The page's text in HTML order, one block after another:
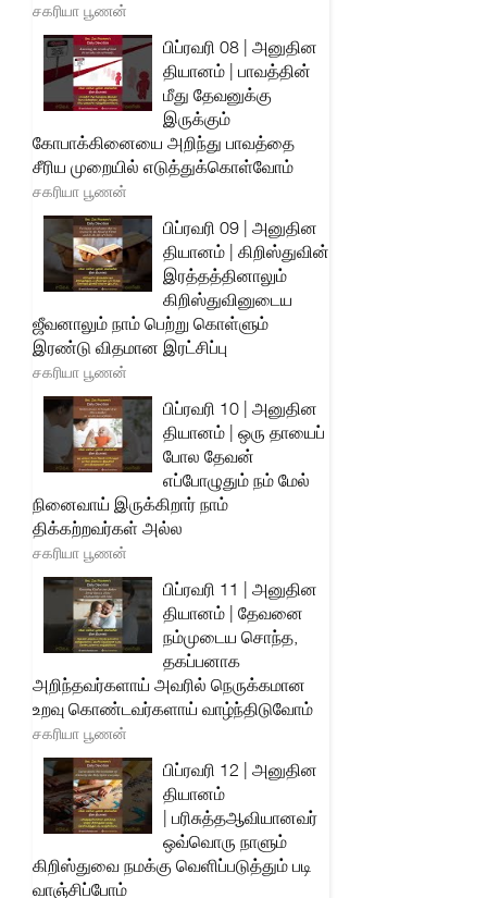
சகரியா பூணன்
பிப்ரவரி 08 | அனுதின
தியானம் | பாவத்தின்
மீது தேவனுக்கு
இருக்கும்
கோபாக்கினையை அறிந்து பாவத்தை
சீரிய முறையில் எடுத்துக்கொள்வோம்
சகரியா பூணன்
பிப்ரவரி 09 | அனுதின
தியானம் | கிறிஸ்துவின்
இரத்தத்தினாலும்
கிறிஸ்துவினுடைய
ஜீவனாலும் நாம் பெற்று கொள்ளும்
இரண்டு விதமான இரட்சிப்பு
சகரியா பூணன்
பிப்ரவரி 10 | அனுதின
தியானம் | ஒரு தாயைப்
போல தேவன்
எப்போழுதும் நம் மேல்
நினைவாய் இருக்கிறார் நாம்
திக்கற்றவர்கள் அல்ல
சகரியா பூணன்
பிப்ரவரி 11 | அனுதின
தியானம் | தேவனை
நம்முடைய சொந்த,
தகப்பனாக
அறிந்தவர்களாய் அவரில் நெருக்கமான
உறவு கொண்டவர்களாய் வாழ்ந்திடுவோம்
சகரியா பூணன்
பிப்ரவரி 12 | அனுதின
தியானம்
| பரிசுத்தஆவியானவர்
ஒவ்வொரு நாளும்
கிறிஸ்துவை நமக்கு வெளிப்படுத்தும் படி
வாஞ்சிப்போம்